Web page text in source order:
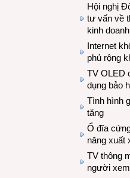
Hội nghị
tư vấn về
kinh doanh
Internet
phủ rộng
TV OLED
dụng bảo
Tình hình
tăng
Ổ đĩa
năng xuất
TV thông
người